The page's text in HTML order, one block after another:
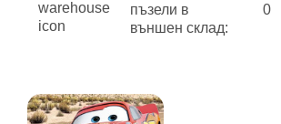
пъзели в
външен склад:
0